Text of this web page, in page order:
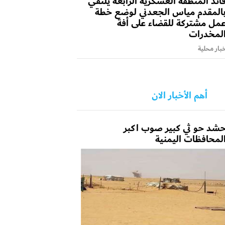
بالمقدم مياس الجعدني لوضع خطة
مشتركة للقضاء على أفة
المخدرات
محلية
أهم الأخبار الان
حو ثي كبير صوب اكبر
المحافظات اليمنية